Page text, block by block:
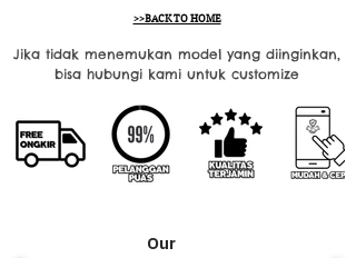
>>BACK TO HOME
Jika tidak menemukan model yang diinginkan,
bisa hubungi kami untuk customize
Our